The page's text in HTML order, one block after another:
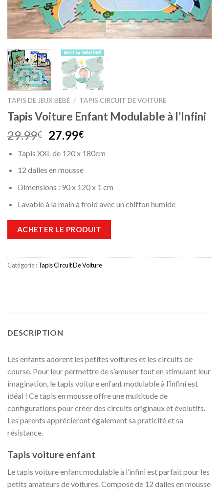
TAPIS DE JEUX BÉBÉ / TAPIS CIRCUIT DE VOITURE
Tapis Voiture Enfant Modulable à l’Infini
29.99€ Le
initial
était :
29.99€.
27.99€Le
actuel
est :
27.99€.
Tapis XXL de 120 x 180cm
12 dalles en mousse
Dimensions : 90 x 120 x 1 cm
Lavable à la main à froid avec un chiffon humide
ACHETER LE PRODUIT
Catégorie :Tapis Circuit De Voiture
DESCRIPTION
Les enfants adorent les petites voitures et les circuits de
course. Pour leur permettre de s’amuser tout en stimulant leur
imagination, le tapis voiture enfant modulable à l’infini est
idéal ! Ce tapis en mousse offre une multitude de
configurations pour créer des circuits originaux et évolutifs.
Les parents apprécieront également sa praticité et sa
résistance.
Tapis voiture enfant
Le tapis voiture enfant modulable à l’infini est parfait pour les
petits amateurs de voitures. Composé de 12 dalles en mousse